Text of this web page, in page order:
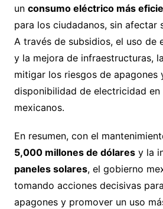
un consumo eléctrico más
para los ciudadanos, sin afectar
A través de subsidios, el uso de
y la mejora de infraestructuras, la
mitigar los riesgos de apagones
disponibilidad de electricidad en
mexicanos.
En resumen, con el
5,000 millones de dólaresy la
paneles solares, el gobierno
tomando acciones decisivas
apagones y promover un uso